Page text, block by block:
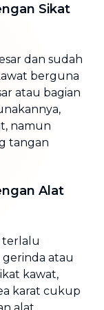
Sikat
dan sudah
berguna
atau bagian
namun
tangan
Alat
terlalu
atau
kawat,
karat cukup
alat